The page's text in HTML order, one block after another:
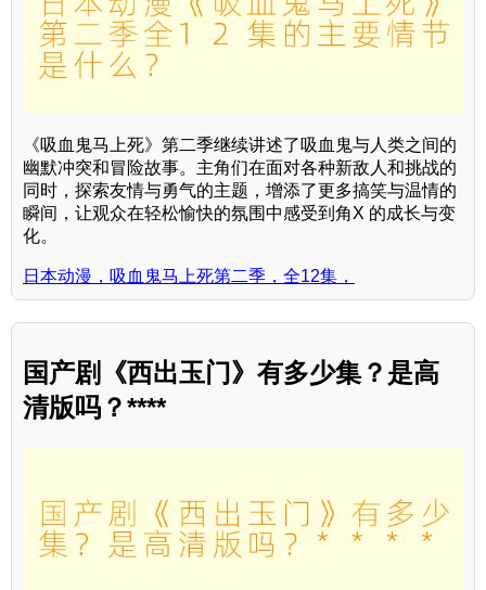
《吸血鬼马上死》第二季继续讲述了吸血鬼与人类之间的
幽默冲突和冒险故事。主角们在面对各种新敌人和挑战的
同时，探索友情与勇气的主题，增添了更多搞笑与温情的
瞬间，让观众在轻松愉快的氛围中感受到角X 的成长与变
化。
日本动漫，吸血鬼马上死第二季，全12集，
国产剧《西出玉门》有多少集？是高
清版吗？****